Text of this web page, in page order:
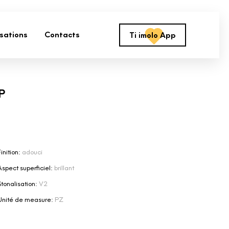
Contacts Ti imolo App
adouci
superficiel: brillant
V2
de measure: PZ